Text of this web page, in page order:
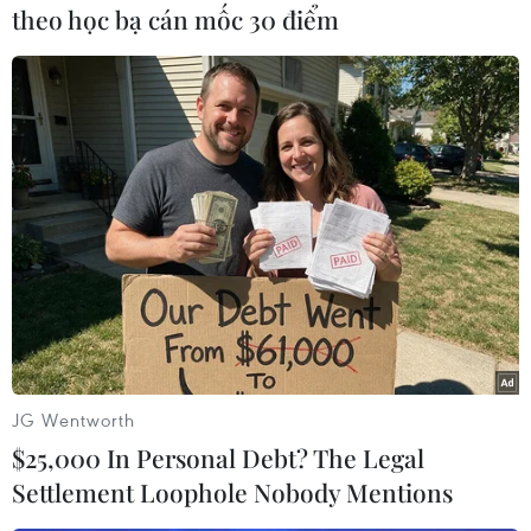
Trong phiên giao dịch cùng ngày, đồng USD
giảm giá so với các đồngtiền châu Á khác như
đồng đôla Singapore, đồng won Hàn Quốc, đồng
đôla Đài Loan,đồng baht Thái Lan, đồng rupiah
Indonesia và đồng peso Philippinnes./.
Lê Minh (TTXVN/Vietnam+)
theo học bạ cán mốc 30 điểm
JG Wentworth
$25,000 In Personal Debt? The Legal
Settlement Loophole Nobody Mentions